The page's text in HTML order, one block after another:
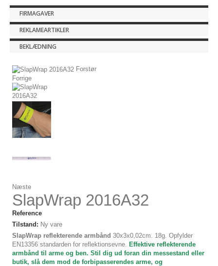
FIRMAGAVER
REKLAMEARTIKLER
BEKLÆDNING
Forstør
Forrige
Næste
SlapWrap 2016A32
Reference
Tilstand: Ny vare
SlapWrap reflekterende armbånd 30x3x0,02cm. 18g. Opfylder
EN13356 standarden for reflektionsevne. Effektive reflekterende
armbånd til arme og ben. Stil dig ud foran din messestand eller
butik, slå dem mod de forbipasserendes arme, og